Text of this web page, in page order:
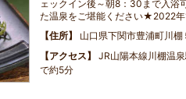
ェックイン後～朝8：30まで入浴
た温泉をご堪能ください★2022年
住所
山口県下関市豊浦町川棚
アクセス
JR山陽本線川棚温
で約5分